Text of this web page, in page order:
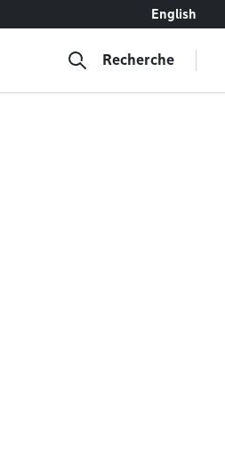
English
Recherche